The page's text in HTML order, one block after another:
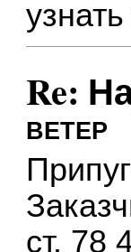
Re:
BETEP
ст. 78